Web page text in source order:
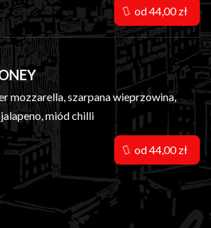
mozzarella, szarpana wieprzowina,
miód chilli